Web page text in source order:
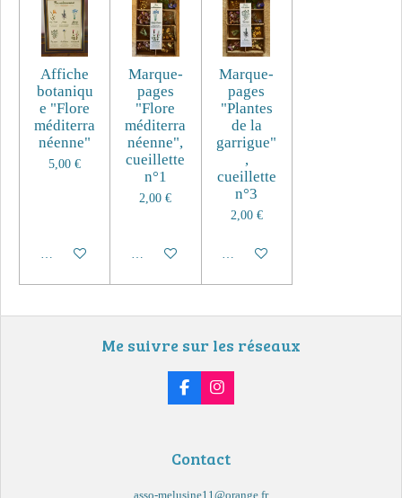
Affiche
botaniqu
e "Flore
méditerra
néenne"
5,00 €
Ajouter au panier
Marque-
pages
"Flore
méditerra
néenne",
cueillette
n°1
2,00 €
Ajouter au panier
Marque-
pages
"Plantes
de la
garrigue"
,
cueillette
n°3
2,00 €
Ajouter au panier
Me suivre sur les réseaux
F
a
o
k
I
n
g
a
Contact
asso-melusine11@orange.fr